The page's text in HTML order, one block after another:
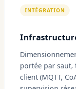
INTÉGRATION
portée par
client (MQTT,